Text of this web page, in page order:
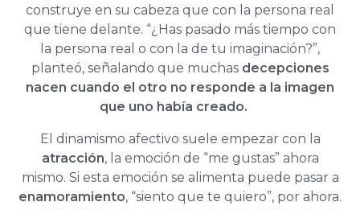
construye en su cabeza que con la persona real
que tiene delante. “¿Has pasado más tiempo con
la persona real o con la de tu imaginación?”,
planteó, señalando que muchas decepciones
nacen cuando el otro no responde a la imagen
que uno había creado.
El dinamismo afectivo suele empezar con la
atracción, la emoción de “me gustas” ahora
mismo. Si esta emoción se alimenta puede pasar a
enamoramiento, “siento que te quiero”, por ahora.